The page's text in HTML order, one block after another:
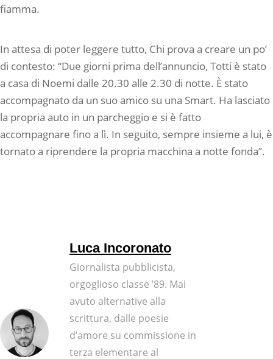
fiamma.
In attesa di poter leggere tutto, Chi prova a creare un po’
di contesto: “Due giorni prima dell’annuncio, Totti è stato
a casa di Noemi dalle 20.30 alle 2.30 di notte. È stato
accompagnato da un suo amico su una Smart. Ha lasciato
la propria auto in un parcheggio e si è fatto
accompagnare fino a lì. In seguito, sempre insieme a lui, è
tornato a riprendere la propria macchina a notte fonda”.
Luca Incoronato
Giornalista pubblicista,
orgoglioso classe ’89. Mai
avuto alternative alla
scrittura, dalle poesie
d’amore su commissione in
terza elementare al